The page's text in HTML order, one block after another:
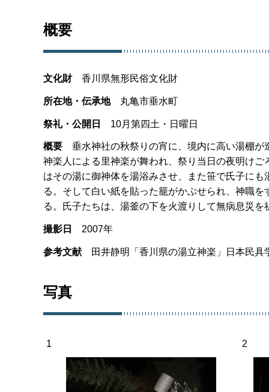
概要
文化財 香 川県無形民俗文化財
所在地・伝承地 丸亀市垂水町
祭礼・公開日 10月第四土・日曜日
概要 垂水神社の秋祭りの宵に、境内に高い湯棚
神楽人による里神楽が舞われ、祭り当日の夜明け
はその湯に御神体を湯浴みさせ、また笹で氏子に
る。そして白い紙を貼った籠がかぶせられ、神職
る。氏子たちは、湯釜の下を火渡りして無病息災
撮影日 2007年
参考文献 田井静明「香川県の湯立神楽」日本民具
写真
1 2